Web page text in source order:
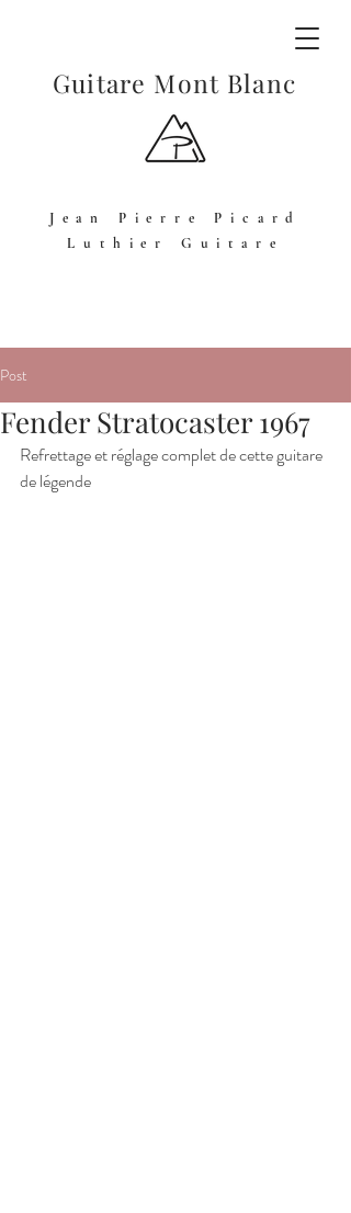
Jean Pierre Picard
Luthier Guitare
Guitare Mont Blanc
Post
Fender Stratocaster 1967
Refrettage et réglage complet de cette guitare
de légende